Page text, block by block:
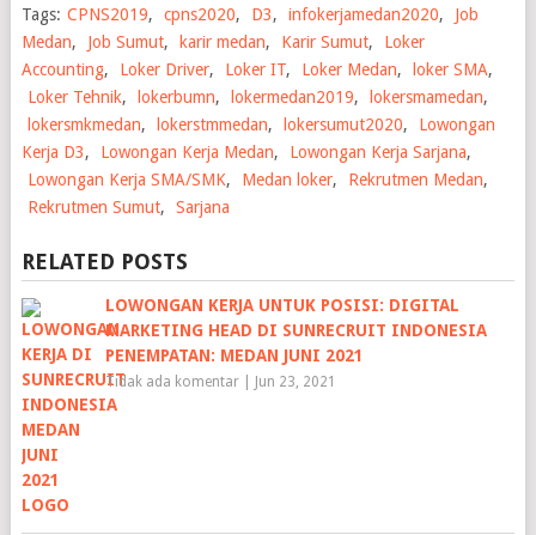
Tags: CPNS2019, cpns2020, D3, infokerjamedan2020,
Job
Medan, Job Sumut, karir medan, Karir Sumut,
Loker
Accounting, Loker Driver, Loker IT, Loker Medan, loker SMA,
Loker Tehnik, lokerbumn, lokermedan2019, lokersmamedan,
lokersmkmedan, lokerstmmedan, lokersumut2020,
Lowongan
Kerja D3, Lowongan Kerja Medan, Lowongan Kerja Sarjana,
Lowongan Kerja SMA/SMK, Medan loker, Rekrutmen Medan,
Rekrutmen Sumut, Sarjana
RELATED POSTS
LOWONGAN KERJA UNTUK POSISI: DIGITAL
MARKETING HEAD DI SUNRECRUIT INDONESIA
PENEMPATAN: MEDAN JUNI 2021
Tidak ada komentar| Jun 23, 2021